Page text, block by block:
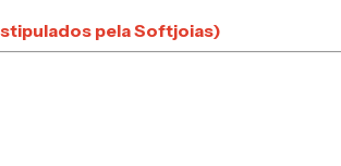
pela Softjoias)